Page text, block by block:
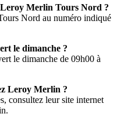
Leroy Merlin Tours Nord ?
Nord au numéro indiqué
le dimanche ?
le dimanche de 09h00 à
Leroy Merlin ?
consultez leur site internet